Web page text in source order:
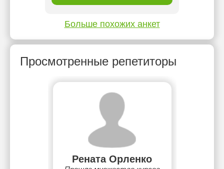
Больше похожих анкет
Просмотренные репетиторы
Рената Орленко